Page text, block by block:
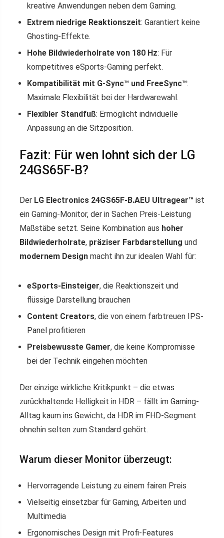
kreative Anwendungen neben dem Gaming.
Extrem niedrige Reaktionszeit: Garantiert keine
Ghosting-Effekte.
Hohe Bildwiederholrate von 180 Hz: Für
kompetitives eSports-Gaming perfekt.
Kompatibilität mit G-Sync™ und FreeSync™:
Maximale Flexibilität bei der Hardwarewahl.
Flexibler Standfuß: Ermöglicht individuelle
Anpassung an die Sitzposition.
Fazit: Für wen lohnt sich der LG
24GS65F-B?
Der LG Electronics 24GS65F-B.AEU Ultragear™ ist
ein Gaming-Monitor, der in Sachen Preis-Leistung
Maßstäbe setzt. Seine Kombination aus hoher
Bildwiederholrate, präziser Farbdarstellung und
modernem Design macht ihn zur idealen Wahl für:
eSports-Einsteiger, die Reaktionszeit und
flüssige Darstellung brauchen
Content Creators, die von einem farbtreuen IPS-
Panel profitieren
Preisbewusste Gamer, die keine Kompromisse
bei der Technik eingehen möchten
Der einzige wirkliche Kritikpunkt – die etwas
zurückhaltende Helligkeit in HDR – fällt im Gaming-
Alltag kaum ins Gewicht, da HDR im FHD-Segment
ohnehin selten zum Standard gehört.
Warum dieser Monitor überzeugt:
Hervorragende Leistung zu einem fairen Preis
Vielseitig einsetzbar für Gaming, Arbeiten und
Multimedia
Ergonomisches Design mit Profi-Features